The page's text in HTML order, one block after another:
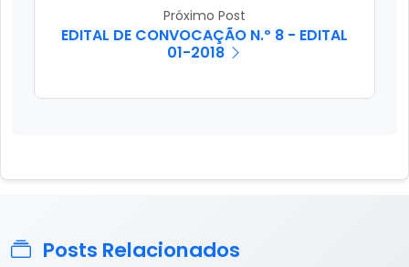
Próximo Post
EDITAL DE CONVOCAÇÃO N.º 8 - EDITAL
01-2018
Posts Relacionados